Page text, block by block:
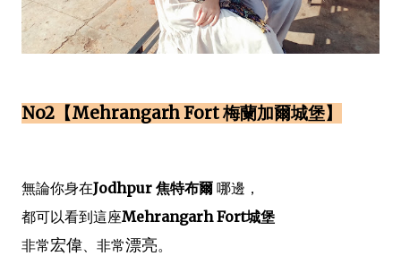
No2【Mehrangarh Fort 梅蘭加爾城堡】
無論你身在Jodhpur 焦特布爾 哪邊，
都可以看到這座Mehrangarh Fort城堡
非常宏偉 、非常漂亮。